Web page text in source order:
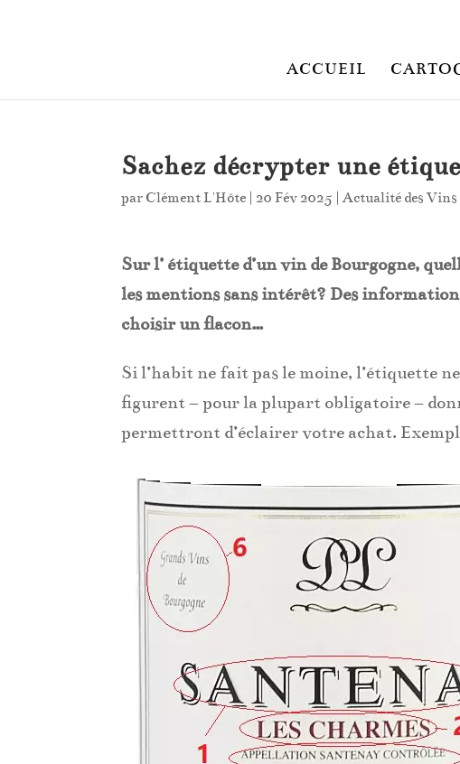
ACCUEIL
Sachez décrypter une
par Clément L'Hôte | 20 Fév 2025 |Actualité des Vins
Sur l’ étiquette d’un vin de Bourgogne,
les mentions sans intérêt? Des
choisir un flacon…
Si l’habit ne fait pas le moine, l’étiquette
figurent – pour la plupart obligatoire –
permettront d’éclairer votre achat.